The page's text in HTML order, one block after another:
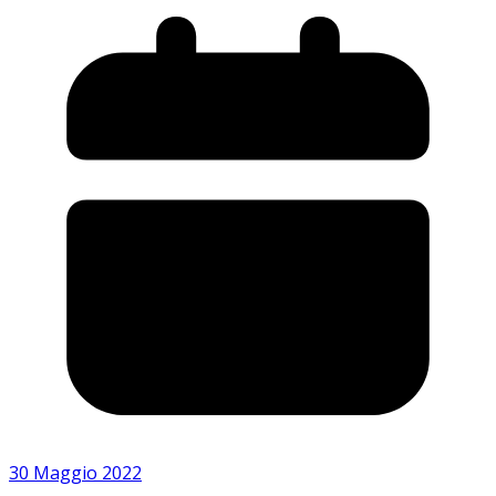
30 Maggio 2022